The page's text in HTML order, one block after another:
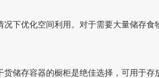
空间利用。对于需要大量储存食
货储存容器的橱柜是绝佳选择， 可用于存